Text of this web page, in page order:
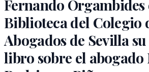
Fernando
Biblioteca del Colegio
Abogados de Sevilla
libro sobre el abogado